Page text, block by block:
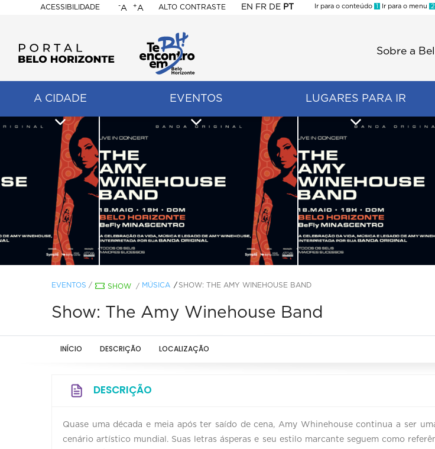
ACESSIBILIDADE
BELO
HORIZONTE
-A +A ALTO CONTRASTE EN FR DE PT
Ir para o conteúdo 1 Ir para o menu 2
Sobre a
A CIDADE EVENTOS LUGARES PARA IR
EVENTOS / SHOW / MÚSICA SHOW: THE AMY WINEHOUSE BAND
Show: The Amy Winehouse Band
INÍCIO DESCRIÇÃO LOCALIZAÇÃO
DESCRIÇÃO
Quase uma década e meia após ter saído de cena, Amy Whinehouse continua a ser
cenário artístico mundial. Suas letras ásperas e seu estilo marcante seguem como